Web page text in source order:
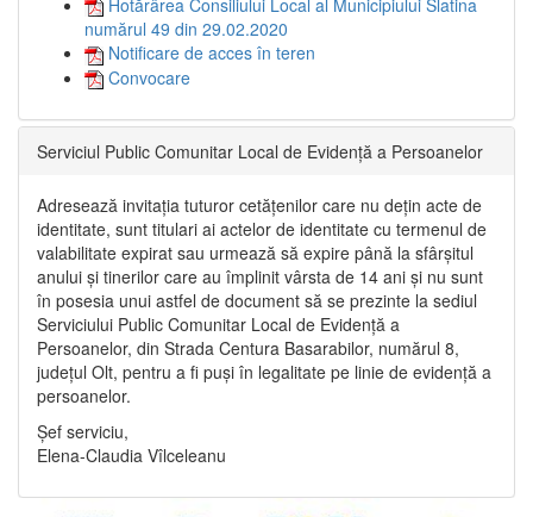
numărul 49 din 29.02.2020
Notificare de acces în teren
Convocare
Serviciul Public Comunitar Local de Evidență a Persoanelor
Adresează invitația tuturor cetățenilor care nu dețin acte de
identitate, sunt titulari ai actelor de identitate cu termenul de
valabilitate expirat sau urmează să expire până la sfârșitul
anului și tinerilor care au împlinit vârsta de 14 ani și nu sunt
în posesia unui astfel de document să se prezinte la sediul
Serviciului Public Comunitar Local de Evidență a
Persoanelor, din Strada Centura Basarabilor, numărul 8,
județul Olt, pentru a fi puși în legalitate pe linie de evidență a
persoanelor.
Șef serviciu,
Elena-Claudia Vîlceleanu